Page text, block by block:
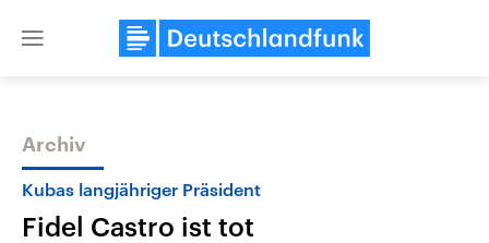
Close
Themen
Archiv
Kubas langjähriger Präsident
Fidel Castro ist tot